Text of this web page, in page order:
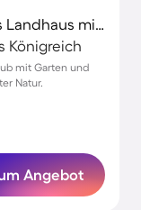
Familienorientiertes gemütliches Landhaus mit Garten und Grill | Flussblick | Haustiere sind willkommen
Königreich
mit Garten und
Natur.
Angebot